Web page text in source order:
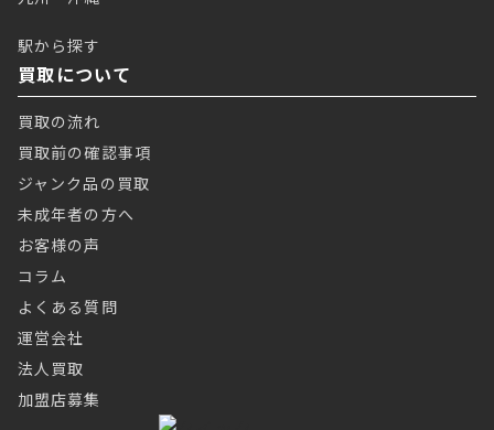
駅から探す
買取について
買取の流れ
買取前の確認事項
ジャンク品の買取
未成年者の方へ
お客様の声
コラム
よくある質問
運営会社
法人買取
加盟店募集